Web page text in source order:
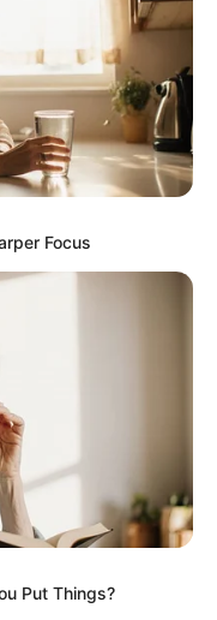
Focus
Put Things?